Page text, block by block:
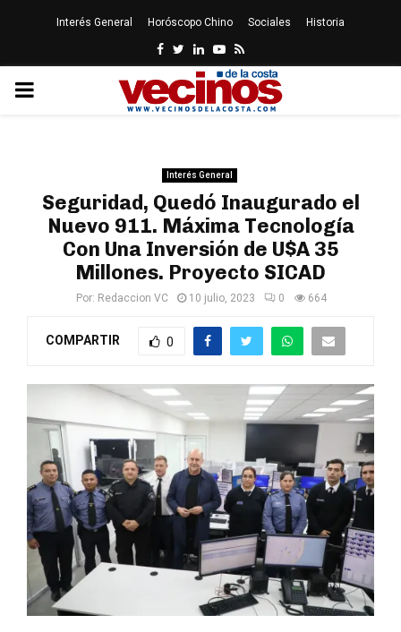
Interés General Horóscopo Chino Sociales Historia
Facebook
Twitter
LinkedinYoutube
Rss
PRIMARY
Interés General
Seguridad, Quedó Inaugurado el
Nuevo 911. Máxima Tecnología
Con Una Inversión de U$A 35
Millones. Proyecto SICAD
Por: Redaccion VC 10 julio, 2023 0 664
COMPARTIR 0